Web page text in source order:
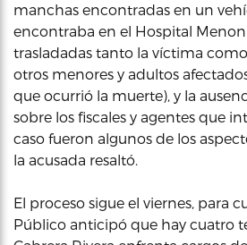
manchas encontradas en un
encontraba en el Hospital
trasladadas tanto la víctima
otros menores y adultos
que ocurrió la muerte), y la
sobre los fiscales y agentes que
caso fueron algunos de los
la acusada resaltó.
El proceso sigue el viernes, para
Público anticipó que hay cuatro